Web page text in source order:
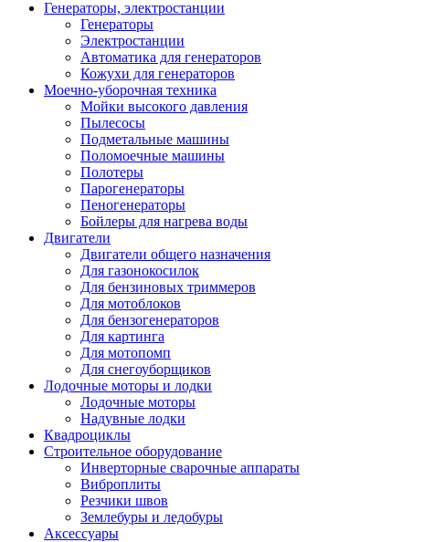
Генераторы, электростанции
Генераторы
Электростанции
Автоматика для генераторов
Кожухи для генераторов
Моечно-уборочная техника
Мойки высокого давления
Пылесосы
Подметальные машины
Поломоечные машины
Полотеры
Парогенераторы
Пеногенераторы
Бойлеры для нагрева воды
Двигатели
Двигатели общего назначения
Для газонокосилок
Для бензиновых триммеров
Для мотоблоков
Для бензогенераторов
Для картинга
Для мотопомп
Для снегоуборщиков
Лодочные моторы и лодки
Лодочные моторы
Надувные лодки
Квадроциклы
Строительное оборудование
Инверторные сварочные аппараты
Виброплиты
Резчики швов
Землебуры и ледобуры
Аксессуары